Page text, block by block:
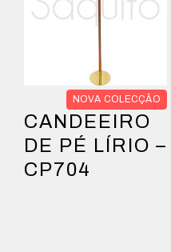
NOVA COLECÇÃO
CANDEEIRO
DE PÉ LÍRIO –
CP704